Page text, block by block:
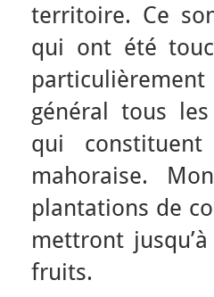
territoire. Ce
qui ont été
général tous
qui
mahoraise.
plantations de
mettront
fruits.